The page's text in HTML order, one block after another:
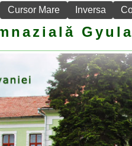
Cursor Mare Inversa